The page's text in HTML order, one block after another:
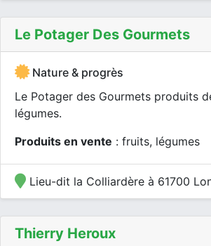
Le Potager Des Gourmets
Nature & progrès
Le Potager des Gourmets produits
légumes.
Produits en vente : fruits, légumes
Lieu-dit la Colliardère à 61700
Thierry Heroux